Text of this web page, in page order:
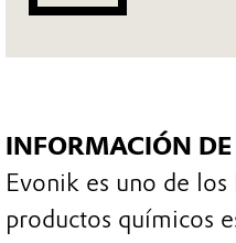
INFORMACIÓN
Evonik es uno de
productos químicos